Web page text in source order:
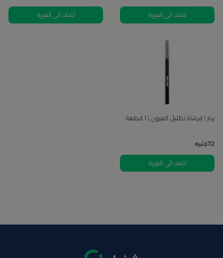
اضف الى العربة اضف الى العربة
بيتر | فرشاة تظليل العيون | 1 قطعة
72جنيه
اضف الى العربة